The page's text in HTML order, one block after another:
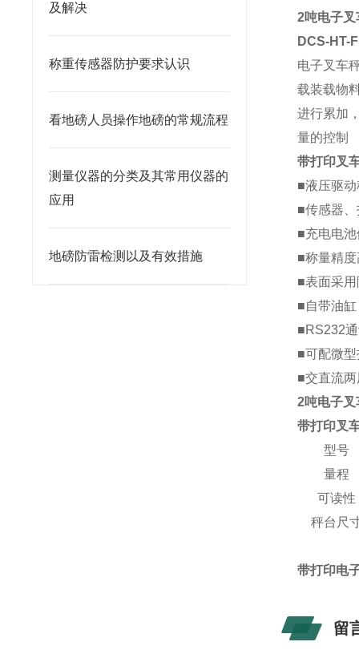
及解决
称重传感器防护要求认识
看地磅人员操作地磅的常规流程
测量仪器的分类及其常用仪器的
应用
地磅防雷检测以及有效措施
2吨电子
DCS-HT-
电子叉车
载装载物
进行累加
量的控制
带打印叉
■液压驱
■传感器
■充电电
■称量精
■表面采
■自带油
■RS232
■可配微
■交直流两
2吨电子
带打印叉
型号
量程
可读性
秤台尺
带打印电
留